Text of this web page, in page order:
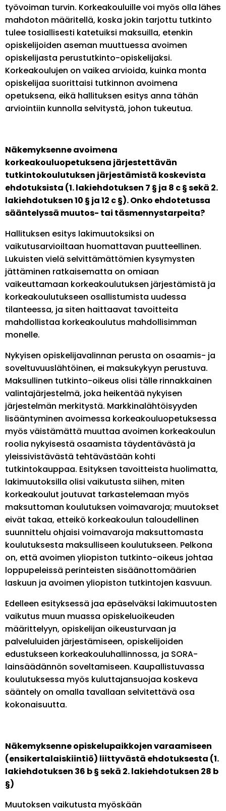
työvoiman turvin. Korkeakouluille voi myös olla lähes
mahdoton määritellä, koska jokin tarjottu tutkinto
tulee tosiallisesti katetuiksi maksuilla, etenkin
opiskelijoiden aseman muuttuessa avoimen
opiskelijasta perustutkinto-opiskelijaksi.
Korkeakoulujen on vaikea arvioida, kuinka monta
opiskelijaa suorittaisi tutkinnon avoimena
opetuksena, eikä hallituksen esitys anna tähän
arviointiin kunnolla selvitystä, johon tukeutua.
Näkemyksenne avoimena
korkeakouluopetuksena järjestettävän
tutkintokoulutuksen järjestämistä koskevista
ehdotuksista (1. lakiehdotuksen 7 § ja 8 c § sekä 2.
lakiehdotuksen 10 § ja 12 c §). Onko ehdotetussa
sääntelyssä muutos- tai täsmennystarpeita?
Hallituksen esitys lakimuutoksiksi on
vaikutusarvioiltaan huomattavan puutteellinen.
Lukuisten vielä selvittämättömien kysymysten
jättäminen ratkaisematta on omiaan
vaikeuttamaan korkeakoulutuksen järjestämistä ja
korkeakoulutukseen osallistumista uudessa
tilanteessa, ja siten haittaavat tavoitteita
mahdollistaa korkeakoulutus mahdollisimman
monelle.
Nykyisen opiskelijavalinnan perusta on osaamis- ja
soveltuvuuslähtöinen, ei maksukykyyn perustuva.
Maksullinen tutkinto-oikeus olisi tälle rinnakkainen
valintajärjestelmä, joka heikentää nykyisen
järjestelmän merkitystä. Markkinalähtöisyyden
lisääntyminen avoimessa korkeakouluopetuksessa
myös väistämättä muuttaa avoimen korkeakoulun
roolia nykyisestä osaamista täydentävästä ja
yleissivistävästä tehtävästään kohti
tutkintokauppaa. Esityksen tavoitteista huolimatta,
lakimuutoksilla olisi vaikutusta siihen, miten
korkeakoulut joutuvat tarkastelemaan myös
maksuttoman koulutuksen voimavaroja; muutokset
eivät takaa, etteikö korkeakoulun taloudellinen
suunnittelu ohjaisi voimavaroja maksuttomasta
koulutuksesta maksulliseen koulutukseen. Pelkona
on, että avoimen yliopiston tutkinto-oikeus johtaa
loppupeleissä perinteisten sisäänottomäärien
laskuun ja avoimen yliopiston tutkintojen kasvuun.
Edelleen esityksessä jaa epäselväksi lakimuutosten
vaikutus muun muassa opiskeluoikeuden
määrittelyyn, opiskelijan oikeusturvaan ja
palveluluiden järjestämiseen, opiskelijoiden
edustukseen korkeakouluhallinnossa, ja SORA-
lainsäädännön soveltamiseen. Kaupallistuvassa
koulutuksessa myös kuluttajansuojaa koskeva
sääntely on omalla tavallaan selvitettävä osa
kokonaisuutta.
Näkemyksenne opiskelupaikkojen varaamiseen
(ensikertalaiskiintiö) liittyvästä ehdotuksesta (1.
lakiehdotuksen 36 b § sekä 2. lakiehdotuksen 28 b
§)
Muutoksen vaikutusta myöskään